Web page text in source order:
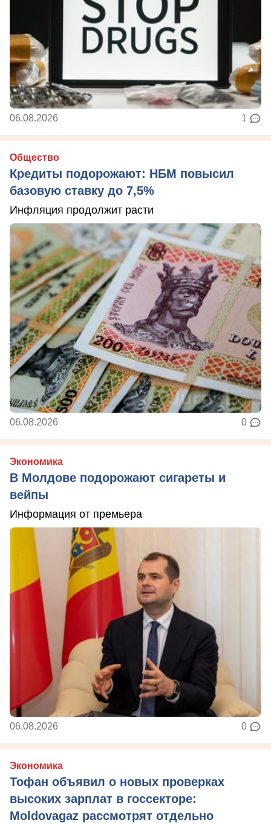
06.08.2026 1
Общество
Кредиты подорожают: НБМ повысил
базовую ставку до 7,5%
Инфляция продолжит расти
06.08.2026 0
Экономика
В Молдове подорожают сигареты и
вейпы
Информация от премьера
06.08.2026 0
Экономика
Тофан объявил о новых проверках
высоких зарплат в госсекторе:
Moldovagaz рассмотрят отдельно